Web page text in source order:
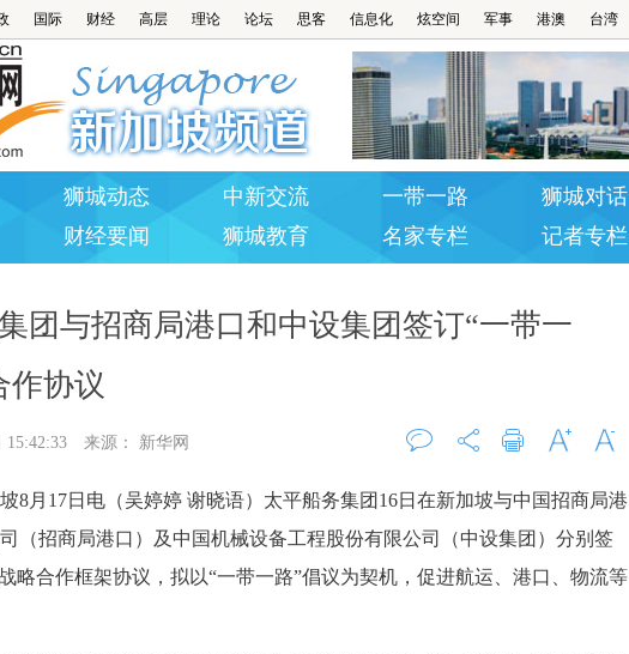
国际 财经 高层 理论 论坛 思客 信息化 炫空间 军事 港澳 台湾
狮城动态 中新交流 一带一路 狮城对话
财经要闻
狮城教育 名家专栏 记者专栏
团与招商局港口和中设集团签订“一带一
作协议
15:42:33 来源： 新华网
评论 打印 字大 字小
8月17日电（吴婷婷 谢晓语）太平船务集团16日在新加坡与中国招商局港
（招商局港口）及中国机械设备工程股份有限公司（中设集团）分别签
略合作框架协议，拟以“一带一路”倡议为契机，促进航运、港口、物流等